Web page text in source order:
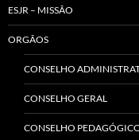
ESJR – MISSÃO
ORGÃOS
CONSELHO
CONSELHO GERAL
CONSELHO